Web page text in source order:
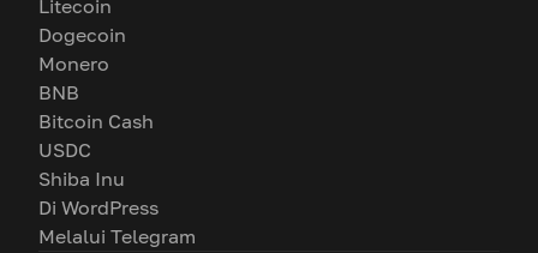
Litecoin
Dogecoin
Monero
BNB
Bitcoin Cash
USDC
Shiba Inu
Di WordPress
Melalui Telegram